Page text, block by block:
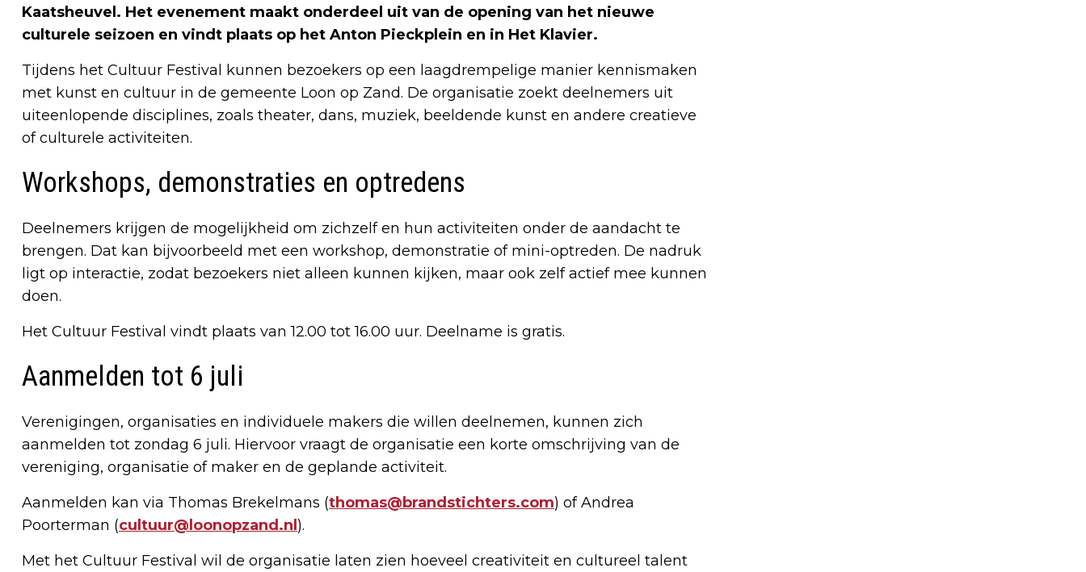
Kaatsheuvel. Het evenement maakt onderdeel uit van de opening van het nieuwe
culturele seizoen en vindt plaats op het Anton Pieckplein en in Het Klavier.
Tijdens het Cultuur Festival kunnen bezoekers op een laagdrempelige manier kennismaken
met kunst en cultuur in de gemeente Loon op Zand. De organisatie zoekt deelnemers uit
uiteenlopende disciplines, zoals theater, dans, muziek, beeldende kunst en andere creatieve
of culturele activiteiten.
Workshops, demonstraties en optredens
Deelnemers krijgen de mogelijkheid om zichzelf en hun activiteiten onder de aandacht te
brengen. Dat kan bijvoorbeeld met een workshop, demonstratie of mini-optreden. De nadruk
ligt op interactie, zodat bezoekers niet alleen kunnen kijken, maar ook zelf actief mee kunnen
doen.
Het Cultuur Festival vindt plaats van 12.00 tot 16.00 uur. Deelname is gratis.
Aanmelden tot 6 juli
Verenigingen, organisaties en individuele makers die willen deelnemen, kunnen zich
aanmelden tot zondag 6 juli. Hiervoor vraagt de organisatie een korte omschrijving van de
vereniging, organisatie of maker en de geplande activiteit.
Aanmelden kan via Thomas Brekelmans (thomas@brandstichters.com) of Andrea
Poorterman (cultuur@loonopzand.nl ).
Met het Cultuur Festival wil de organisatie laten zien hoeveel creativiteit en cultureel talent